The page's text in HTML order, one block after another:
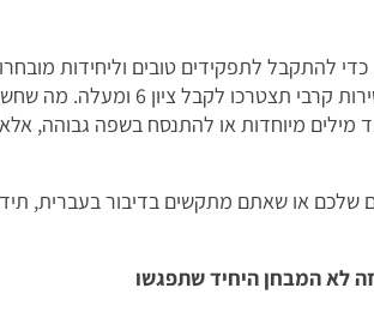
הציונים במבחן העברית הוא 5 עד 8. כדי להתקבל לתפקידים טובים
הציון המקסימלי במבחן. כדי להתקבל לשירות
מילים מיוחדות או להתנסח בשפה גבוהה,
או שאתם מתקשים בדיבור בעברית,
זה לא המבחן היחיד שתפגשו